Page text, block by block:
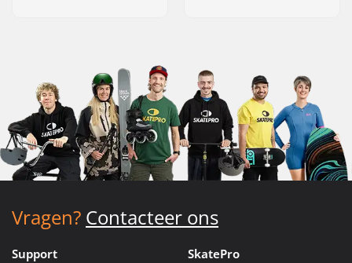
Vragen? Contacteer ons
Support SkatePro